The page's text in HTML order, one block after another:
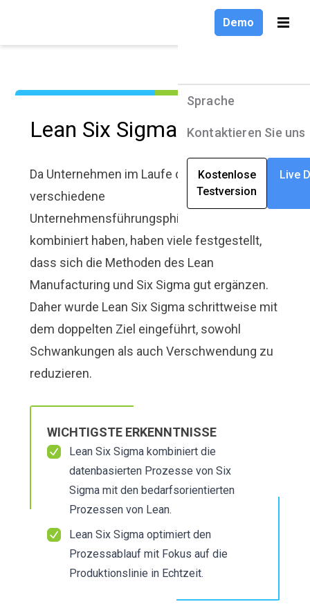
Demo
Produkte
Lösungen
Unternehmen
Ressourcen
Sprache
Deutsch
Sprache
Kontaktieren Sie uns
Kostenlose
Testversion
Live
Demo
Produkte
Lösungen
Unternehmen
Ressourcen
Sprache
English
Deutsch
Français
Sprache
Kontaktieren Sie uns
Kostenlose
Testversion
Live
Lean Six Sigma
Da Unternehmen im Laufe der Jahre
verschiedene
Unternehmensführungsphilosophien
kombiniert haben, haben viele festgestellt,
dass sich die Methoden des Lean
Manufacturing und Six Sigma gut ergänzen.
Daher wurde Lean Six Sigma schrittweise mit
dem doppelten Ziel eingeführt, sowohl
Schwankungen als auch Verschwendung zu
reduzieren.
WICHTIGSTE ERKENNTNISSE
Lean Six Sigma kombiniert die
datenbasierten Prozesse von Six
Sigma mit den bedarfsorientierten
Prozessen von Lean.
Lean Six Sigma optimiert den
Prozessablauf mit Fokus auf die
Produktionslinie in Echtzeit.